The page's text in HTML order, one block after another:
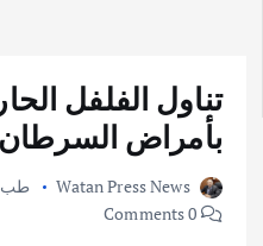
تناول الفلفل
بأمراض السرطان
Watan Press News طب